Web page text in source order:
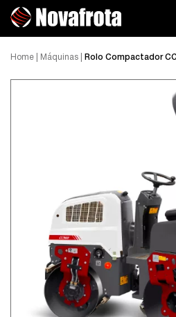
Home Máquinas Rolo Compactador